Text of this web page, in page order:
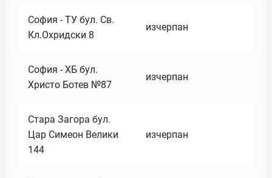
София - ТУ бул. Св.
Кл.Охридски 8
изчерпан
София - ХБ бул.
Христо Ботев №87
изчерпан
Стара Загора бул.
Цар Симеон Велики
144
изчерпан